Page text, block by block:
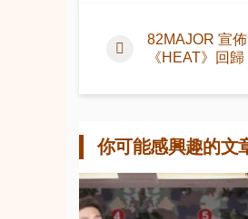
82MAJOR 宣
《HEAT》回歸
你可能感興趣的文